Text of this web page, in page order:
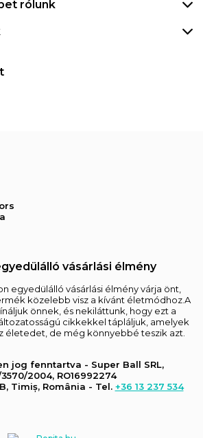
rólunk
vásárlási élmény
egyedülálló vásárlási élmény várja önt,
közelebb visz a kívánt életmódhoz.A
önnek, és nekiláttunk, hogy ezt a
cikkekkel tápláljuk, amelyek
életedet, de még könnyebbé teszik azt.
jog fenntartva - Super Ball SRL,
3570/2004, RO16992274
Timiș, România - Tel. +36 13 237 534